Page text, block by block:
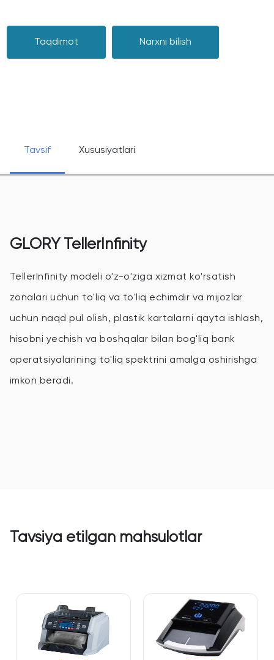
Taqdimot Narxni bilish
Tavsif Xususiyatlari
GLORY TellerInfinity
TellerInfinity modeli o'z-o'ziga xizmat ko'rsatish
zonalari uchun to'liq va to'liq echimdir va mijozlar
uchun naqd pul olish, plastik kartalarni qayta ishlash,
hisobni yechish va boshqalar bilan bog'liq bank
operatsiyalarining to'liq spektrini amalga oshirishga
imkon beradi.
Tavsiya etilgan mahsulotlar